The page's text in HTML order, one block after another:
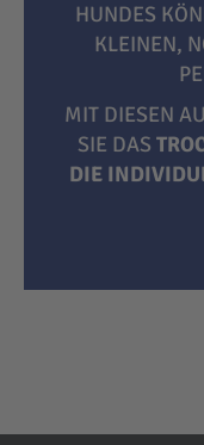
HUNDES
KLEINEN,
MIT DIESEN
SIE DAS
DIE